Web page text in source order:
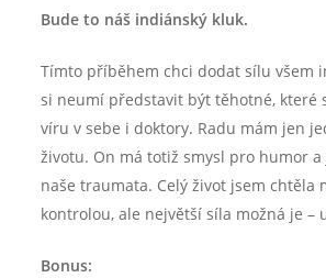
Bude to náš indiánský kluk.
Tímto příběhem chci dodat sílu všem
si neumí představit být těhotné, které
víru v sebe i doktory. Radu mám jen
životu. On má totiž smysl pro humor
naše traumata. Celý život jsem chtěla
kontrolou, ale největší síla možná je –
Bonus: